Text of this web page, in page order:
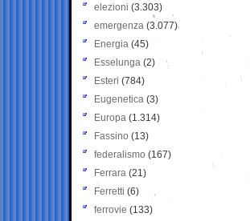
elezioni (3.303)
emergenza (3.077)
Energia (45)
Esselunga (2)
Esteri (784)
Eugenetica (3)
Europa (1.314)
Fassino (13)
federalismo (167)
Ferrara (21)
Ferretti (6)
ferrovie (133)